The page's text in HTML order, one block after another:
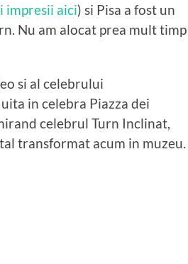
impresii aici) si Pisa a fost un
Nu am alocat prea mult timp
si al celebrului
in celebra Piazza dei
celebrul Turn Inclinat,
transformat acum in muzeu.